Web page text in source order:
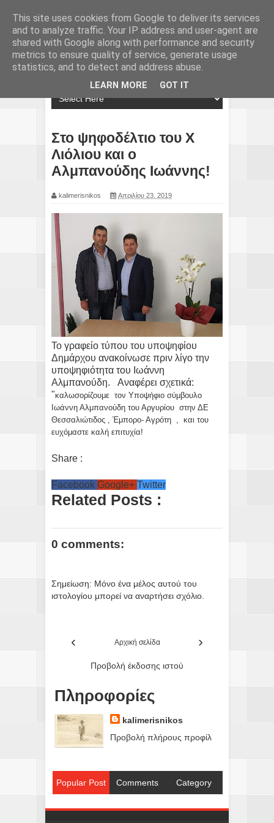
Στο ψηφοδέλτιο του Χ
Λιόλιου και ο
Αλμπανούδης Ιωάννης!
kalimerisnikos Απριλίου 23, 2019
Το γραφείο τύπου του υποψηφίου
Δημάρχου ανακοίνωσε πριν λίγο την
υποψηφιότητα του Ιωάννη
Αλμπανούδη. Αναφέρει σχετικά:
"καλωσορίζουμε τον Υποψήφιο σύμβουλο
Ιωάννη Αλμπανούδη του Αργυρίου στην ΔΕ
Θεσσαλιώτιδος , Έμπορο- Αγρότη , και του
ευχόμαστε καλή επιτυχία!
Share :
Facebook Google+ Twitter
Related Posts :
0 comments:
Σημείωση: Μόνο ένα μέλος αυτού του
ιστολογίου μπορεί να αναρτήσει σχόλιο.
‹ ›
Αρχική σελίδα
Προβολή έκδοσης ιστού
Πληροφορίες
kalimerisnikos
Προβολή πλήρους προφίλ
Popular Post Comments Category
This site uses cookies from Google to deliver its services
and to analyze traffic. Your IP address and user-agent are
shared with Google along with performance and security
metrics to ensure quality of service, generate usage
statistics, and to detect and address abuse.
LEARN MORE GOT IT